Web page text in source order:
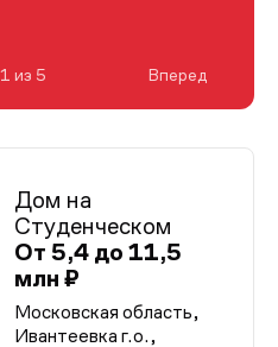
Дом на
Студенческом
От 5,4 до 11,5
млн ₽
Московская область,
Ивантеевка г.о.,
из 5 Вперед